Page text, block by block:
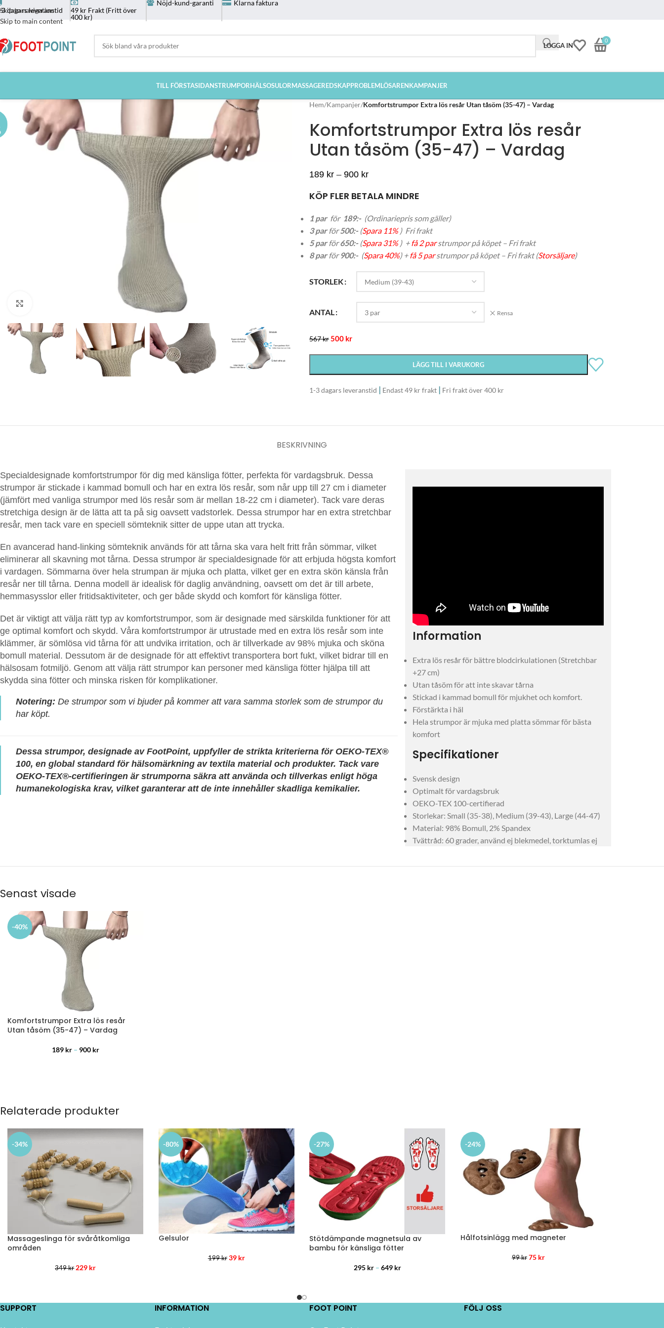
Skip to navigation
Skip to main content
dagars leveranstid
49 kr Frakt (Fritt över
400 kr)
Nöjd-kund-garanti Klarna faktura
LOGGA IN
0
TILL FÖRSTASIDANSTRUMPORHÄLSOSULORMASSAGEREDSKAPPROBLEMLÖSARENKAMPANJER
Hem/Kampanjer/Komfortstrumpor Extra lös resår Utan tåsöm (35-47) – Vardag
Komfortstrumpor Extra lös resår
Utan tåsöm (35-47) – Vardag
189 kr – 900 kr
KÖP FLER BETALA MINDRE
1 parför 189:-(Ordinariepris som gäller)
3 par för500:- (Spara 11% ) Fri frakt
5 par för650:- (Spara 31% ) +få 2 parstrumpor på köpet – Fri frakt
8 parför 900:-(Spara 40%) +få 5 parstrumpor på köpet – Fri frakt (Storsäljare)
STORLEK
ANTAL Rensa
567kr500 kr
LÄGG TILL I VARUKORG
1-3 dagars leveranstid | Endast 49 kr frakt | Fri frakt över 400 kr
BESKRIVNING
Specialdesignade komfortstrumpor för dig med känsliga fötter, perfekta för vardagsbruk. Dessa
strumpor är stickade i kammad bomull och har en extra lös resår, som når upp till 27 cm i diameter
(jämfört med vanliga strumpor med lös resår som är mellan 18-22 cm i diameter). Tack vare deras
stretchiga design är de lätta att ta på sig oavsett vadstorlek. Dessa strumpor har en extra stretchbar
resår, men tack vare en speciell sömteknik sitter de uppe utan att trycka.
En avancerad hand-linking sömteknik används för att tårna ska vara helt fritt från sömmar, vilket
eliminerar all skavning mot tårna. Dessa strumpor är specialdesignade för att erbjuda högsta komfort
i vardagen. Sömmarna över hela strumpan är mjuka och platta, vilket ger en extra skön känsla från
resår ner till tårna. Denna modell är idealisk för daglig användning, oavsett om det är till arbete,
hemmasysslor eller fritidsaktiviteter, och ger både skydd och komfort för känsliga fötter.
Det är viktigt att välja rätt typ av komfortstrumpor, som är designade med särskilda funktioner för att
ge optimal komfort och skydd. Våra komfortstrumpor är utrustade med en extra lös resår som inte
klämmer, är sömlösa vid tårna för att undvika irritation, och är tillverkade av 98% mjuka och sköna
bomull material. Dessutom är de designade för att effektivt transportera bort fukt, vilket bidrar till en
hälsosam fotmiljö. Genom att välja rätt strumpor kan personer med känsliga fötter hjälpa till att
skydda sina fötter och minska risken för komplikationer.
Notering: De strumpor som vi bjuder på kommer att vara samma storlek som de strumpor du
har köpt.
Dessa strumpor, designade av FootPoint, uppfyller de strikta kriterierna för OEKO-TEX®
100, en global standard för hälsomärkning av textila material och produkter. Tack vare
OEKO-TEX®-certifieringen är strumporna säkra att använda och tillverkas enligt höga
humanekologiska krav, vilket garanterar att de inte innehåller skadliga kemikalier.
Information
Extra lös resår för bättre blodcirkulationen (Stretchbar
+27 cm)
Utan tåsöm för att inte skavar tårna
Stickad i kammad bomull för mjukhet och komfort.
Förstärkta i häl
Hela strumpor är mjuka med platta sömmar för bästa
komfort
Specifikationer
Svensk design
Optimalt för vardagsbruk
OEKO-TEX 100-certifierad
Storlekar: Small (35-38), Medium (39-43), Large (44-47)
Material: 98% Bomull, 2% Spandex
Tvättråd: 60 grader, använd ej blekmedel, torktumlas ej
Senast visade
-40%
Komfortstrumpor Extra lös resår
Utan tåsöm (35-47) – Vardag
189 kr – 900 kr
Relaterade produkter
-34%
Massageslinga för svåråtkomliga
områden
349kr 229 kr
-80%
Gelsulor
199kr 39 kr
-27%
Stötdämpande magnetsula av
bambu för känsliga fötter
295 kr – 649 kr
-24%
Hålfotsinlägg med magneter
99kr 75 kr
SUPPORT INFORMATION FOOT POINT FÖLJ OSS